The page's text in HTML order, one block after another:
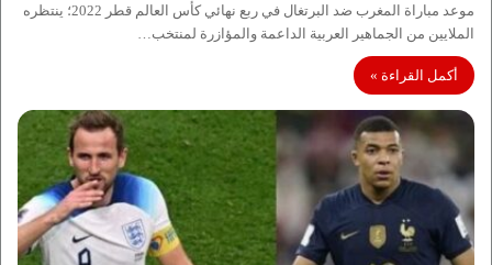
موعد مباراة المغرب ضد البرتغال في ربع نهائي كأس العالم قطر 2022؛ ينتظره
الملايين من الجماهير العربية الداعمة والمؤازرة لمنتخب…
أكمل القراءة »